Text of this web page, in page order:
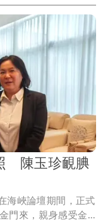
陳玉珍靦腆
海峽論壇期間，正式
門來，親身感受金